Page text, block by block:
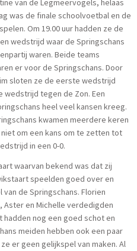
van de Legmeervogels, helaas
was de finale schoolvoetbal en de
Om 19.00 uur hadden ze de
wedstrijd waar de Springschans
waren. Beide teams
er voor de Springschans. Door
sloten ze de eerste wedstrijd
wedstrijd tegen de Zon. Een
heel veel kansen kreeg.
kwamen meerdere keren
om een kans om te zetten tot
in een 0-0.
waarvan bekend was dat zij
speelden goed over en
de Springschans. Florien
Aster en Michelle verdedigden
hadden nog een goed schot en
meiden hebben ook een paar
er geen gelijkspel van maken. Al